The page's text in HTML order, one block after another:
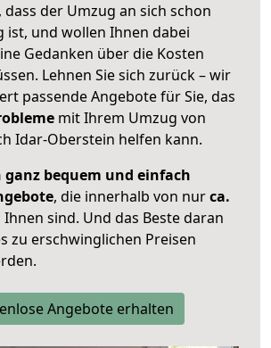
der Umzug an sich schon
ist, und wollen Ihnen dabei
Gedanken über die Kosten
Lehnen Sie sich zurück – wir
passende Angebote für Sie, das
mit Ihrem Umzug von
Idar-Oberstein helfen kann.
ganz bequem und einfach
, die innerhalb von nurca.
Ihnen sind. Und das Beste daran
zu erschwinglichen Preisen
Angebote erhalten